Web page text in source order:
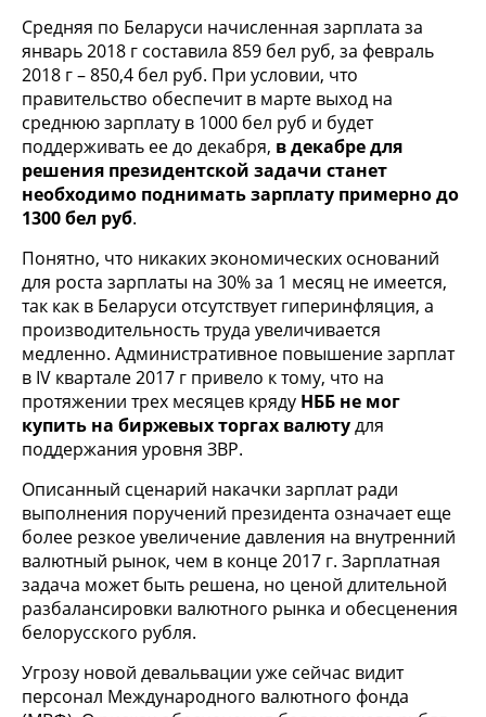
Средняя по Беларуси начисленная зарплата за
январь 2018 г составила 859 бел руб, за февраль
2018 г – 850,4 бел руб. При условии, что
правительство обеспечит в марте выход на
среднюю зарплату в 1000 бел руб и будет
поддерживать ее до декабря, в декабре для
решения президентской задачи станет
необходимо поднимать зарплату примерно до
1300 бел руб.
Понятно, что никаких экономических оснований
для роста зарплаты на 30% за 1 месяц не имеется,
так как в Беларуси отсутствует гиперинфляция, а
производительность труда увеличивается
медленно. Административное повышение зарплат
в IV квартале 2017 г привело к тому, что на
протяжении трех месяцев кряду НББ не мог
купить на биржевых торгах валютудля
поддержания уровня ЗВР.
Описанный сценарий накачки зарплат ради
выполнения поручений президента означает еще
более резкое увеличение давления на внутренний
валютный рынок, чем в конце 2017 г. Зарплатная
задача может быть решена, но ценой длительной
разбалансировки валютного рынка и обесценения
белорусского рубля.
Угрозу новой девальвации уже сейчас видит
персонал Международного валютного фонда